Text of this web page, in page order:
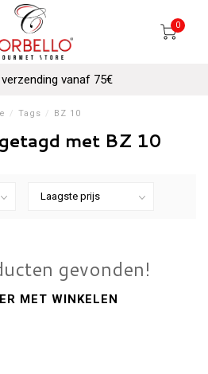
0
vanaf 75€
/ Tags / BZ 10
met BZ 10
gevonden!
MET WINKELEN